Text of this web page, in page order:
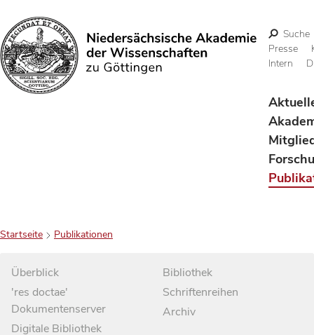
Suchen
Suche
Presse
Intern
Startseite Publikationen
Überblick
'res doctae'
Dokumentenserver
Digitale Bibliothek
Bibliothek
Schriftenreihen
Archiv